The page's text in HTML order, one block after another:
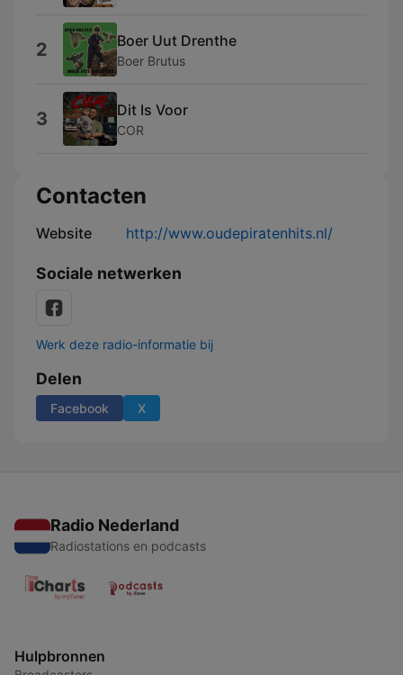
2 Boer Uut Drenthe
Boer Brutus
3 Dit Is Voor
COR
Contacten
Website http://www.oudepiratenhits.nl/
Sociale netwerken
Werk deze radio-informatie bij
Delen
Facebook X
Radio Nederland
Radiostations en podcasts
Hulpbronnen